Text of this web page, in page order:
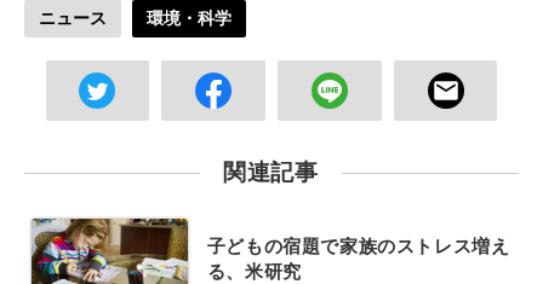
ニュース 環境・科学
関連記事
子どもの宿題で家族のストレス増え
る、米研究